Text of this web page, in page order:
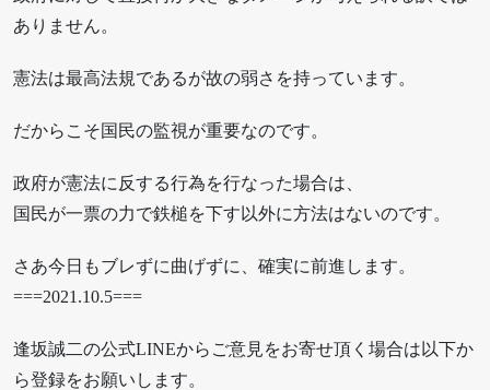
ありません。
憲法は最高法規であるが故の弱さを持っています。
だからこそ国民の監視が重要なのです。
政府が憲法に反する行為を行なった場合は、
国民が一票の力で鉄槌を下す以外に方法はないのです。
さあ今日もブレずに曲げずに、確実に前進します。
===2021.10.5===
逢坂誠二の公式LINEからご意見をお寄せ頂く場合は以下か
ら登録をお願いします。